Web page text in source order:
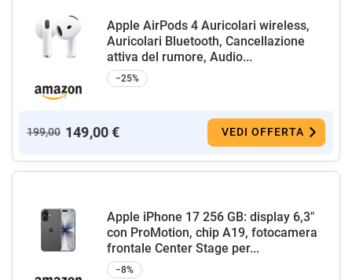
Apple AirPods 4 Auricolari wireless,
Auricolari Bluetooth, Cancellazione
attiva del rumore, Audio...
−25%
199,00 149,00 € VEDI OFFERTA
Apple iPhone 17 256 GB: display 6,3"
con ProMotion, chip A19, fotocamera
frontale Center Stage per...
−8%